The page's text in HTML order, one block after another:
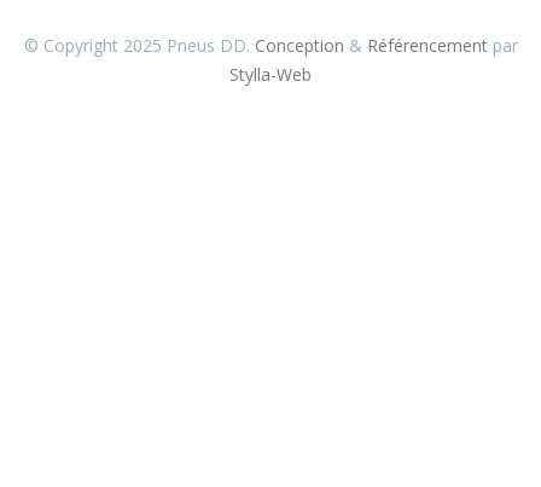
© Copyright 2025 Pneus DD. Conception & Référencementpar
Stylla-Web